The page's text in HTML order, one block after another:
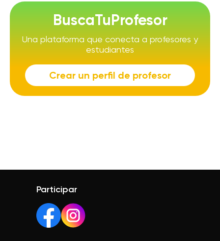
BuscaTuProfesor
Una plataforma que conecta a profesores y
estudiantes
Crear un perfil de profesor
Participar